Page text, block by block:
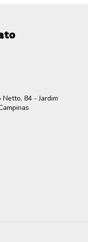
Netto, 84 - Jardim